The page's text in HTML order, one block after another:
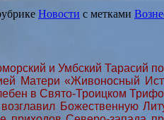
Новости с метками
и Умбский Тарасий
Матери «Живоносный
в Свято-Троицком
Божественную